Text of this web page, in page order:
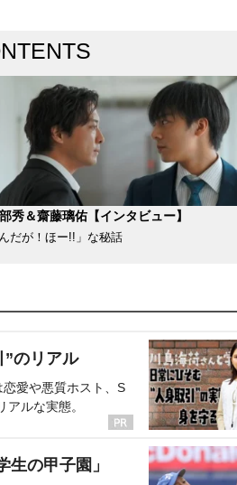
秀＆齋藤璃佑【インタビュー】
んだが！ほー!!」な秘話
”のリアル
恋愛や悪質ホスト、S
ルな実態。
の甲子園」